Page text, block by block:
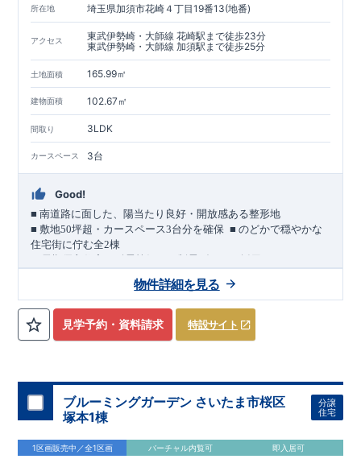
所在地 埼玉県加須市花崎４丁目19番13(地番)
アクセス
東武伊勢崎・大師線 花崎駅まで徒歩23分
東武伊勢崎・大師線 加須駅まで徒歩25分
土地面積 165.99㎡
建物面積 102.67㎡
間取り 3LDK
カースペース 3台
Good!
■南道路に面した、陽当たり良好・開放感ある整形地
■敷地50坪超・カースペース3台分を確保 ​■のどかで穏やかな
住宅街に佇む全2棟
（長期優良住宅／耐震等級３・制震ダンパー採用）
たりに恵まれた立地。
あり、
採光・通風・プライバシー性にも配慮した敷地計画で
す。
加須 徒歩13分
間取りのポイント
■ 1
号棟 LDK約19.5 帖のゆとりあるリビング ​陽当たりよく開放
感があります。
■共通
見学予約・資料請求 特設サイト
物件詳細を見る
ブルーミングガーデン さいたま市桜区
塚本1棟
分譲
住宅
1区画販売中／全1区画 バーチャル内覧可 即入居可